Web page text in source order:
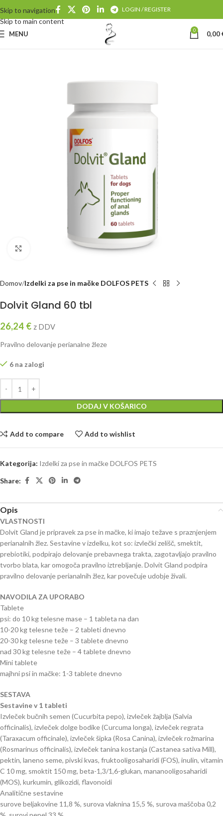
Skip to navigation
Skip to main content
LOGIN / REGISTER
MENU 0 0,00
Click to enlarge
Domov Izdelki za pse in mačke DOLFOS PETS
Dolvit Gland 60 tbl
26,24 € z DDV
Pravilno delovanje perianalne žleze
6 na zalogi
DODAJ V KOŠARICO
Add to compare Add to wishlist
Kategorija: Izdelki za pse in mačke DOLFOS PETS
Share:
Opis
VLASTNOSTI
Dolvit Gland je pripravek za pse in mačke, ki imajo težave s praznjenjem
perianalnih žlez. Sestavine v izdelku, kot so: izvlečki zelišč, smektit,
prebiotiki, podpirajo delovanje prebavnega trakta, zagotavljajo pravilno
tvorbo blata, kar omogoča pravilno iztrebljanje. Dolvit Gland podpira
pravilno delovanje perianalnih žlez, kar povečuje udobje živali.
NAVODILA ZA UPORABO
Tablete
psi: do 10 kg telesne mase – 1 tableta na dan
10-20 kg telesne teže – 2 tableti dnevno
20-30 kg telesne teže – 3 tablete dnevno
nad 30 kg telesne teže – 4 tablete dnevno
Mini tablete
majhni psi in mačke: 1-3 tablete dnevno
SESTAVA
Sestavine v 1 tableti
Izvleček bučnih semen (Cucurbita pepo), izvleček žajblja (Salvia
officinalis), izvleček dolge bodike (Curcuma longa), izvleček regrata
(Taraxacum officinale), izvleček šipka (Rosa Canina), izvleček rožmarina
(Rosmarinus officinalis), izvleček tanina kostanja (Castanea sativa Mill),
pektin, laneno seme, pivski kvas, fruktooligosaharidi (FOS), inulin, vitamin
C 10 mg, smoktit 150 mg, beta-1,3/1,6-glukan, mananooligosaharidi
(MOS), kurkumin, glikozidi, flavonoidi
Analitične sestavine
surove beljakovine 11,8 %, surova vlaknina 15,5 %, surova maščoba 0,2